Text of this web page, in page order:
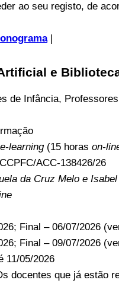
ao seu registo, de
|
e
de Infância,
e-learning(15 horas on-
CCPFC/ACC-138426/26
da Cruz Melo e
Final – 06/07/2026
Final – 09/07/2026
11/05/2026
docentes que já estão